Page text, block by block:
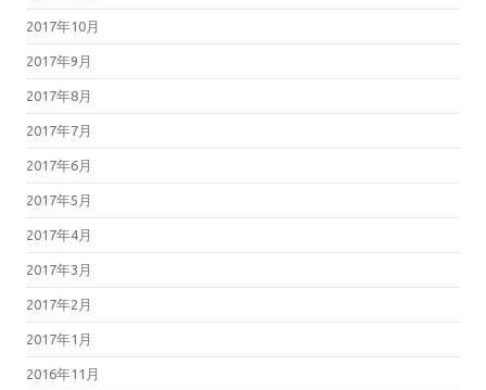
2017年10月
2017年9月
2017年8月
2017年7月
2017年6月
2017年5月
2017年4月
2017年3月
2017年2月
2017年1月
2016年11月